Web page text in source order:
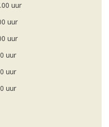
uur
uur
uur
uur
uur
uur